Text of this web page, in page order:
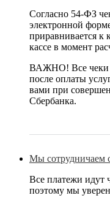
Согласно 54-ФЗ
электронной
приравнивается к
кассе в момент
ВАЖНО! Все чеки
после оплаты
вами при
Сбербанка.
Мы сотрудничаем
Все платежи идут
поэтому мы